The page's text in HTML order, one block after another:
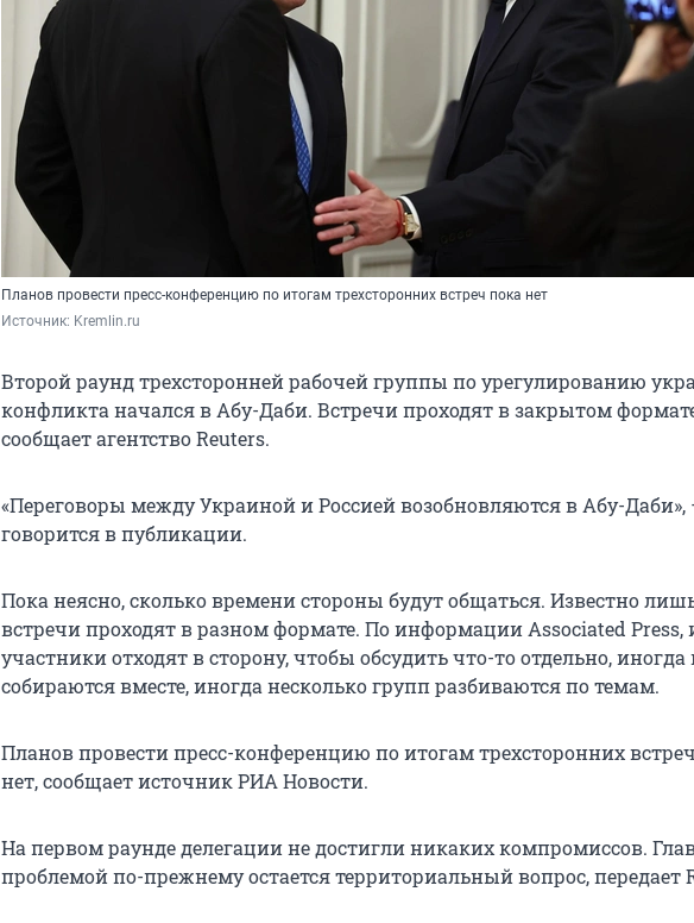
Планов провести пресс-конференцию по итогам трехсторонних встреч пока нет
Источник: Kremlin.ru
Второй раунд трехсторонней рабочей группы по урегулированию
конфликта начался в Абу-Даби. Встречи проходят в закрытом
сообщает агентство Reuters.
«Переговоры между Украиной и Россией возобновляются в Абу-Даби»,
говорится в публикации.
Пока неясно, сколько времени стороны будут общаться. Известно
встречи проходят в разном формате. По информации Associated Press,
участники отходят в сторону, чтобы обсудить что-то отдельно, иногда
собираются вместе, иногда несколько групп разбиваются по темам.
Планов провести пресс-конференцию по итогам трехсторонних
нет, сообщает источник РИА Новости.
На первом раунде делегации не достигли никаких компромиссов.
проблемой по-прежнему остается территориальный вопрос, передает